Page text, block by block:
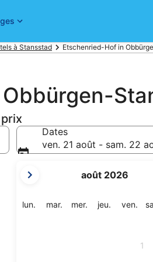
à Stansstad Etschenried-Hof in
Dates
ven. 21 août - sam. 22
mois
sont
août 2026
lun. lundimar. mardi
mer. mercredi
jeu. jeudiven.
1